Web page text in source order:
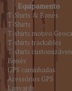
Equipamento
T-Shirts & Bonés
T-Shirts
T-shirts motivo
T-shirts trackables
T-shirts customizáveis
Bonés
GPS caminhadas
Acessórios GPS
Lanyards